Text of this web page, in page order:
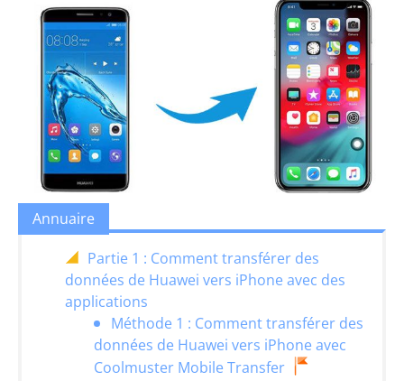
Annuaire
Partie 1 : Comment transférer des
données de Huawei vers iPhone avec des
applications
Méthode 1 : Comment transférer des
données de Huawei vers iPhone avec
Coolmuster Mobile Transfer